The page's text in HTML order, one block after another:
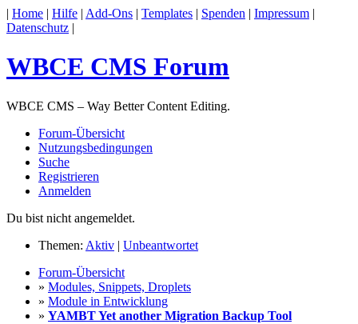
| Home | Hilfe | Add-Ons | Templates | Spenden | Impressum |
Datenschutz |
WBCE CMS Forum
WBCE CMS – Way Better Content Editing.
Forum-Übersicht
Nutzungsbedingungen
Suche
Registrieren
Anmelden
Du bist nicht angemeldet.
Themen: Aktiv | Unbeantwortet
Forum-Übersicht
» Modules, Snippets, Droplets
» Module in Entwicklung
» YAMBT Yet another Migration Backup Tool